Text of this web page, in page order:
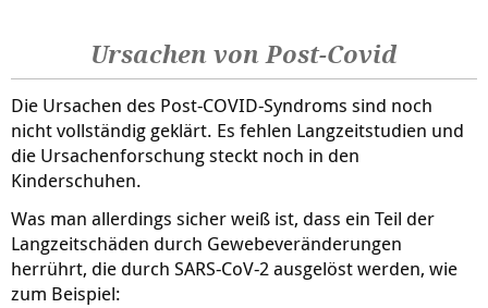
Ursachen von Post-Covid
Die Ursachen des Post-COVID-Syndroms sind noch
nicht vollständig geklärt. Es fehlen Langzeitstudien und
die Ursachenforschung steckt noch in den
Kinderschuhen.
Was man allerdings sicher weiß ist, dass ein Teil der
Langzeitschäden durch Gewebeveränderungen
herrührt, die durch SARS-CoV-2 ausgelöst werden, wie
zum Beispiel: